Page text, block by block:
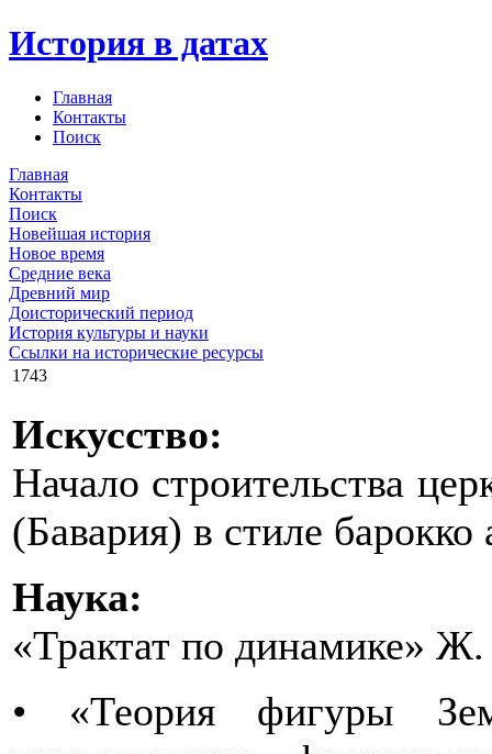
История в датах
Главная
Контакты
Поиск
Главная
Контакты
Поиск
Новейшая история
Новое время
Средние века
Древний мир
Доисторический период
История культуры и науки
Ссылки на исторические ресурсы
1743
Искусство:
Начало строительства
(Бавария) в стиле
Наука:
«Трактат по динамике»
• «Теория фигуры